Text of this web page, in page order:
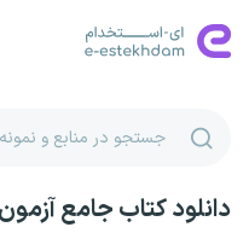
دانلود کتاب جامع